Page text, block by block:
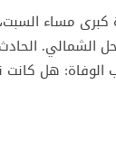
مساء السبت،
الشمالي.
هل كانت